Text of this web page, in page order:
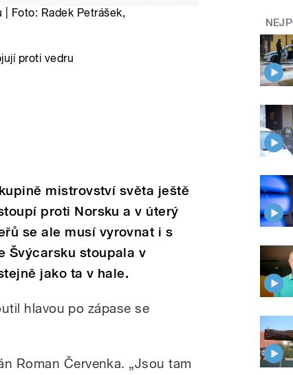
Foto: Radek Petrášek,
proti vedru
mistrovství světa ještě
proti Norsku a v úterý
se ale musí vyrovnat i s
Švýcarsku stoupala v
jako ta v hale.
hlavou po zápase se
Roman Červenka. „Jsou tam